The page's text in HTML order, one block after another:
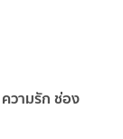
วามรัก ช่อง